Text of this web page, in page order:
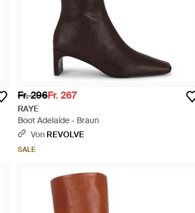
Fr. 296Fr. 267
RAYE
Boot Adelaide - Braun
Von REVOLVE
SALE